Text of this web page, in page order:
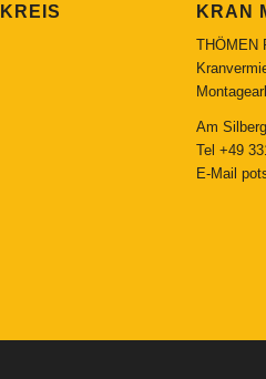
KRAN
THÖMEN
Am
Tel +49
E-Mail